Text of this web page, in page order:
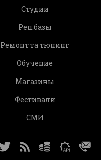
Студии
Реп.базы
Ремонт та тюнинг
Обучение
Магазины
Фестивали
СМИ